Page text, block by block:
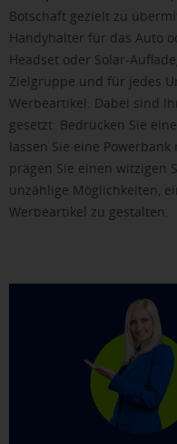
Botschaft gezielt zu
Handyhalter für das Auto
Headset oder Solar-
Zielgruppe und für jedes
Werbeartikel. Dabei sind
gesetzt: Bedrucken Sie
lassen Sie eine
prägen Sie einen witzigen
unzählige Möglichkeiten,
Werbeartikel zu gestalten.